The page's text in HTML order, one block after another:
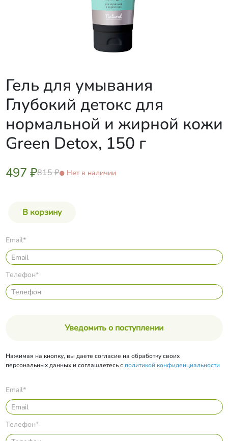
Гель для умывания
Глубокий детокс для
нормальной и жирной кожи
Green Detox, 150 г
497 ₽815 ₽ Нет в наличии
Email*
Телефон*
Уведомить о поступлении
Нажимая на кнопку, вы даете согласие на обработку своих
персональных данных и соглашаетесь с политикой конфиденциальности
Email*
Телефон*